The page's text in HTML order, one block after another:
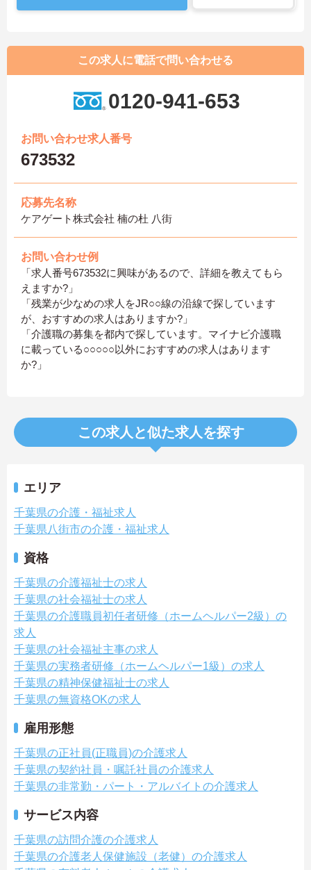
この求人に電話で問い合わせる
0120-941-653
お問い合わせ求人番号
673532
応募先名称
ケアゲート株式会社 楠の杜 八街
お問い合わせ例
「求人番号673532に興味があるので、詳細を教えてもら
えますか?」
「残業が少なめの求人をJR○○線の沿線で探しています
が、おすすめの求人はありますか?」
「介護職の募集を都内で探しています。マイナビ介護職
に載っている○○○○○以外におすすめの求人はあります
か?」
この求人と似た求人を探す
エリア
千葉県の介護・福祉求人
千葉県八街市の介護・福祉求人
資格
千葉県の介護福祉士の求人
千葉県の社会福祉士の求人
千葉県の介護職員初任者研修（ホームヘルパー2級）の
求人
千葉県の社会福祉主事の求人
千葉県の実務者研修（ホームヘルパー1級）の求人
千葉県の精神保健福祉士の求人
千葉県の無資格OKの求人
雇用形態
千葉県の正社員(正職員)の介護求人
千葉県の契約社員・嘱託社員の介護求人
千葉県の非常勤・パート・アルバイトの介護求人
サービス内容
千葉県の訪問介護の介護求人
千葉県の介護老人保健施設（老健）の介護求人